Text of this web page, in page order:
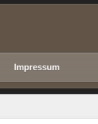
Impressum